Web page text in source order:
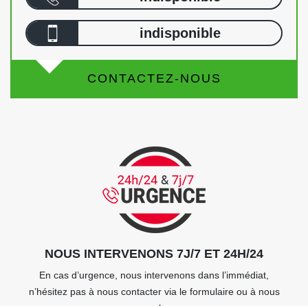
indisponible
CONTACTEZ-NOUS
NOUS INTERVENONS 7J/7 ET 24H/24
En cas d’urgence, nous intervenons dans l’immédiat,
n’hésitez pas à nous contacter via le formulaire ou à nous